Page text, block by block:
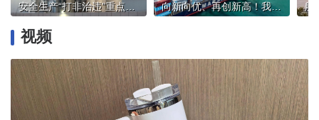
安全生产“打非治违”重点明确！这些行为将被严查 向新向优、再创新高！我国多领域发布亮眼“成绩单”
视频